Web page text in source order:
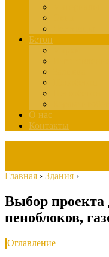
Бетон
О нас
Контакты
Главная › Здания ›
Выбор проекта
пеноблоков,
Оглавление